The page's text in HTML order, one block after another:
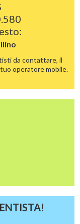
da contattare, il
operatore mobile.